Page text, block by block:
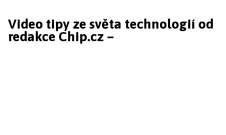
Video tipy ze světa technologií od
redakce Chip.cz –